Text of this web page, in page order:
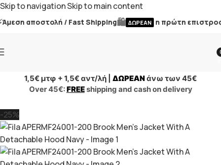
Skip to navigationSkip to main content
αποστολή / Fast Shipping🛍️ ΔΩΡΕΑΝ η πρώτη
1,5€ μτφ + 1,5€ αντ/λή | ΔΩΡΕΑΝάνω των 45€
Over 45€:FREEshipping and cash on delivery
-25%